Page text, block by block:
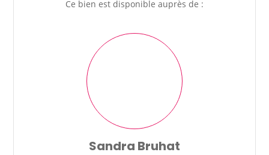
Ce bien est disponible auprès de :
Sandra Bruhat